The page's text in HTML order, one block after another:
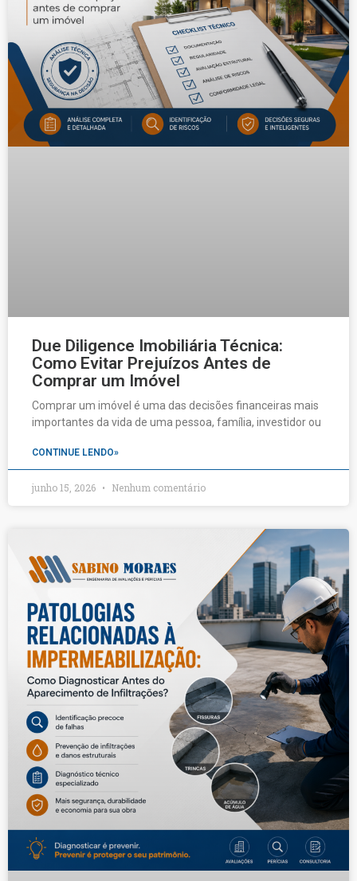
Due Diligence Imobiliária Técnica:
Como Evitar Prejuízos Antes de
Comprar um Imóvel
Comprar um imóvel é uma das decisões financeiras mais
importantes da vida de uma pessoa, família, investidor ou
CONTINUE LENDO»
junho 15, 2026 Nenhum comentário